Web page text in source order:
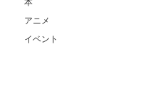
本
アニメ
イベント